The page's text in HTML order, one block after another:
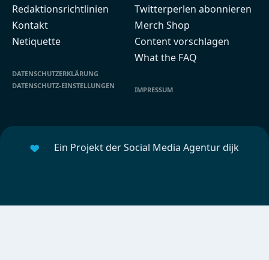
Redaktionsrichtlinien
Kontakt
Netiquette
DATENSCHUTZERKLÄRUNG
DATENSCHUTZ-EINSTELLUNGEN
Twitterperlen abonnieren
Merch Shop
Content vorschlagen
What the FAQ
IMPRESSUM
Ein Projekt der Social Media Agentur dijk